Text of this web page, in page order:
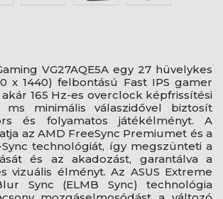
VG27AQE5A egy 27 hüvelykes
x 1440) felbontású Fast IPS gamer
165 Hz-es overclock képfrissítési
minimális válaszidővel biztosít
és folyamatos játékélményt. A
az AMD FreeSync Premiumet és a
Sync technológiát, így megszünteti a
és az akadozást, garantálva a
vizuális élményt. Az ASUS Extreme
Sync (ELMB Sync) technológia